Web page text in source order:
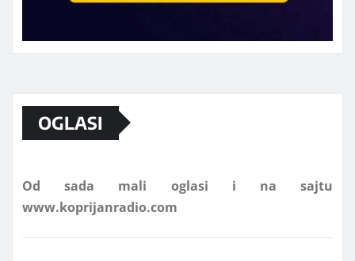
OGLASI
Od sada mali oglasi i na sajtu